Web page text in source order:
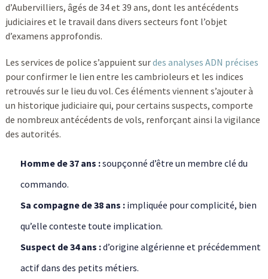
d’Aubervilliers, âgés de 34 et 39 ans, dont les antécédents
judiciaires et le travail dans divers secteurs font l’objet
d’examens approfondis.
Les services de police s’appuient surdes analyses ADN précises
pour confirmer le lien entre les cambrioleurs et les indices
retrouvés sur le lieu du vol. Ces éléments viennent s’ajouter à
un historique judiciaire qui, pour certains suspects, comporte
de nombreux antécédents de vols, renforçant ainsi la vigilance
des autorités.
Homme de 37 ans :soupçonné d’être un membre clé du
commando.
Sa compagne de 38 ans :impliquée pour complicité, bien
qu’elle conteste toute implication.
Suspect de 34 ans :d’origine algérienne et précédemment
actif dans des petits métiers.